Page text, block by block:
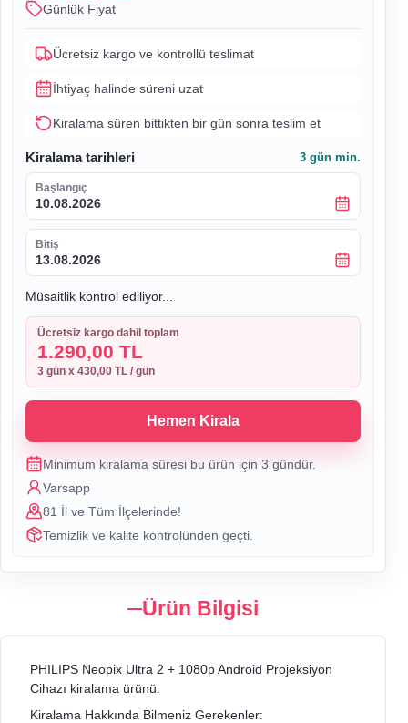
Günlük Fiyat
Ücretsiz kargo ve kontrollü teslimat
İhtiyaç halinde süreni uzat
Kiralama süren bittikten bir gün sonra teslim et
Kiralama tarihleri 3 gün min.
Başlangıç
10.08.2026
Bitiş
13.08.2026
Müsaitlik kontrol ediliyor...
Ücretsiz kargo dahil toplam
1.290,00 TL
3 gün x 430,00 TL / gün
Hemen Kirala
Minimum kiralama süresi bu ürün için 3 gündür.
Varsapp
81 İl ve Tüm İlçelerinde!
Temizlik ve kalite kontrolünden geçti.
Ürün Bilgisi
PHILIPS Neopix Ultra 2 + 1080p Android Projeksiyon
Cihazı kiralama ürünü.
Kiralama Hakkında Bilmeniz Gerekenler: